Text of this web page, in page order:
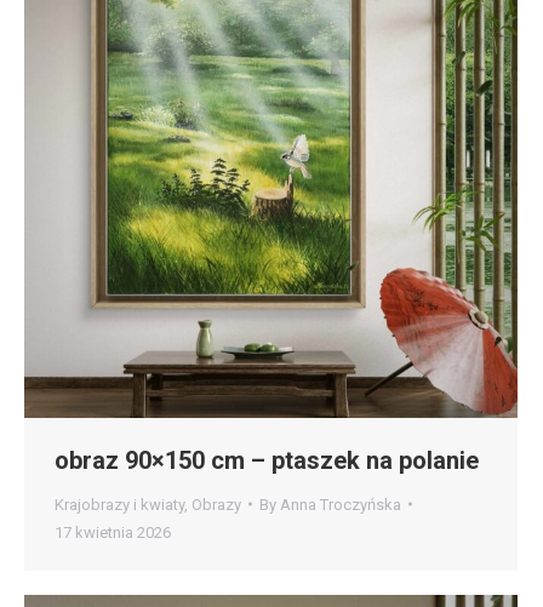
obraz 90×150 cm – ptaszek na polanie
Krajobrazy i kwiaty, Obrazy By Anna Troczyńska
17 kwietnia 2026